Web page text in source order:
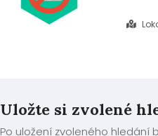
Uložte si zvolené
Po uložení zvoleného